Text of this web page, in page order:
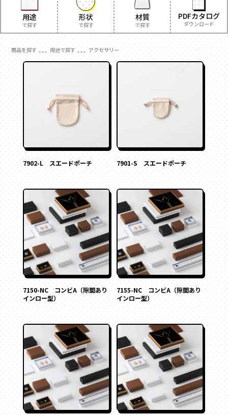
雑貨
フラワー
ウェディング・ブライダル
ギフト
アクセサリー
コスメ
アパレル
食品
フルーツ
お酒
お茶
ステイショナリー
保管箱
ゲーム
フォト
陶器
メガネ
玩具
電子機器
キーボックス
その他
角箱
かぶせ式
インロー式
丁番型
マウント型
BOOK型
多角形
家型
バック型
カゴ型
ドーム型
2段式
開くタイプ
身箱のみ
ステッチ留め
スリーブ
のせふた式
フォトフレーム
マグネット付き
Vカット
底ワンタッチ
スライド式
フラップ式
変形箱
ハート形
多角形
家型
バック型
かご型
材質 で探す
紙
サテン
レザー
合成
ベロア
スエード
クリアケース
プラスチック
木箱
ウェブカタログ
095-882-1230
お電話受付時間／月〜金曜 9:00〜17:30 （土日祝を除く）
メールでお問い合わせ
用途
で探す
時計
お菓子
ジュエリー
雑貨
フラワー
ウェディング・ブライダル
ギフト
アクセサリー
コスメ
食品
お酒
お茶
ステイショナリー
ゲーム
陶器
玩具
電子機器
キーボックス
その他
形状
で探す
角箱
かぶせ式
インロー式
丁番型
マウント型
BOOK型
家型
カゴ型
2段式
開くタイプ
身箱のみ
ステッチ留め
スリーブ
のせふた式
フォトフレーム
マグネット付き
Vカット
底ワンタッチ
スライド式
フラップ式
変形箱
ハート形
多角形
家型
バック型
かご型
ドーム型
ピロー型
丸箱
楕円箱
その他
ペーパーバック
ポーチ
トムソンケース
材質
で探す
紙
サテン
レザー
合成
ベロア
クリアケース
プラスチック
木箱
PDFカタログ
ダウンロード
商品を探す 用途で探す アクセサリー
7902-L スエードポーチ 7901-S スエードポーチ
7150-NC コンビA（隙間あり
インロー型）
7155-NC コンビA（隙間あり
インロー型）